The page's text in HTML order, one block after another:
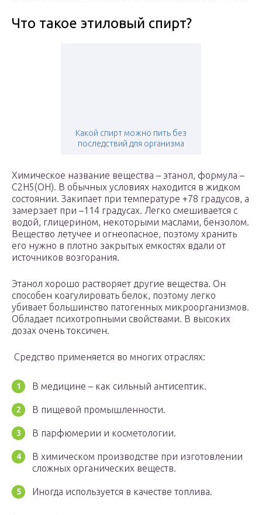
Что такое этиловый спирт?
Какой спирт можно пить без
последствий для организма
Химическое название вещества – этанол, формула –
С2Н5(ОН). В обычных условиях находится в жидком
состоянии. Закипает при температуре +78 градусов, а
замерзает при –114 градусах. Легко смешивается с
водой, глицерином, некоторыми маслами, бензолом.
Вещество летучее и огнеопасное, поэтому хранить
его нужно в плотно закрытых емкостях вдали от
источников возгорания.
Этанол хорошо растворяет другие вещества. Он
способен коагулировать белок, поэтому легко
убивает большинство патогенных микроорганизмов.
Обладает психотропными свойствами. В высоких
дозах очень токсичен.
Средство применяется во многих отраслях:
В медицине – как сильный антисептик.
В пищевой промышленности.
В парфюмерии и косметологии.
В химическом производстве при изготовлении
сложных органических веществ.
Иногда используется в качестве топлива.